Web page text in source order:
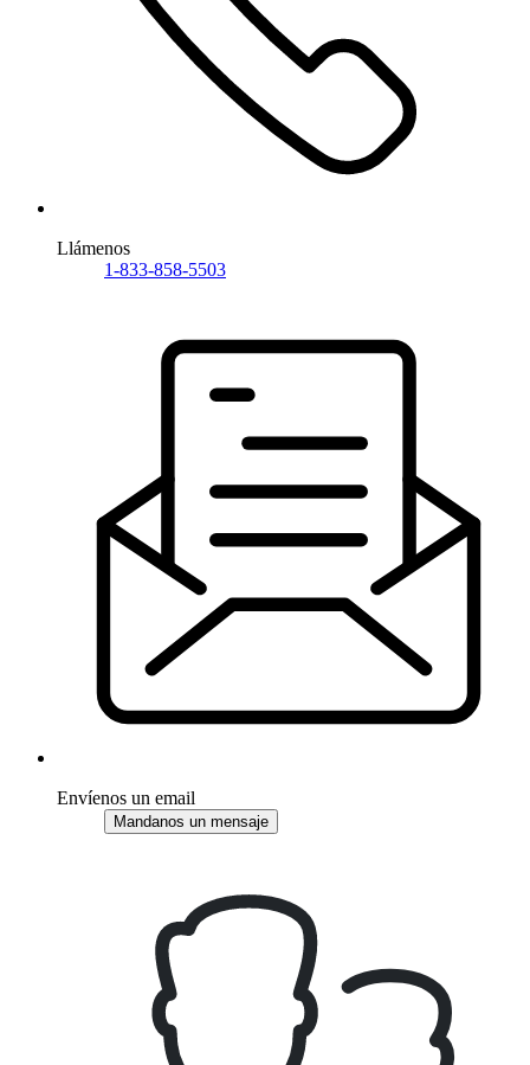
Llámenos
1-833-858-5503
Envíenos un email
Mandanos un mensaje